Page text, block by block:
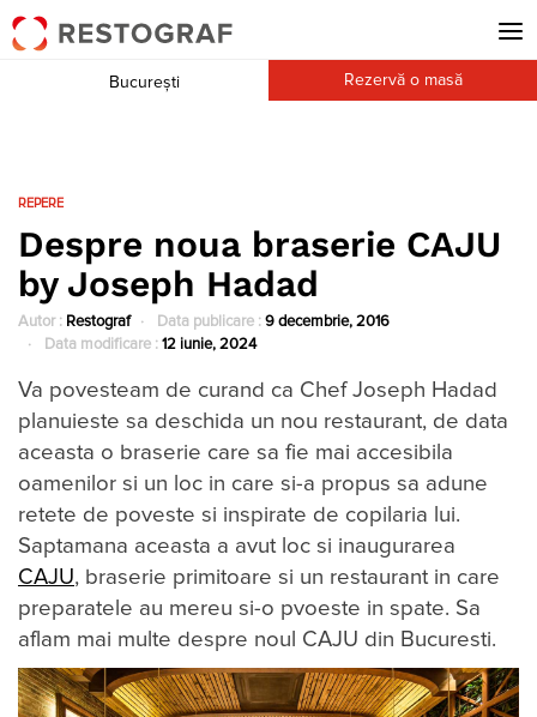
București Rezervă o masă
REPERE
Despre noua braserie CAJU
by Joseph Hadad
Autor : Restograf Data publicare : 9 decembrie, 2016
Data modificare : 12 iunie, 2024
Va povesteam de curand ca Chef Joseph Hadad
planuieste sa deschida un nou restaurant, de data
aceasta o braserie care sa fie mai accesibila
oamenilor si un loc in care si-a propus sa adune
retete de poveste si inspirate de copilaria lui.
Saptamana aceasta a avut loc si inaugurarea
CAJU, braserie primitoare si un restaurant in care
preparatele au mereu si-o pvoeste in spate. Sa
aflam mai multe despre noul CAJU din Bucuresti.